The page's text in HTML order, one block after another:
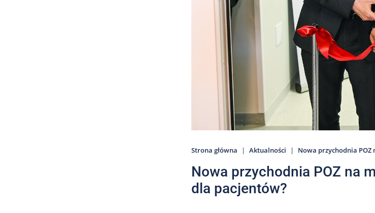
Strona główna Aktualności Nowa przychodnia POZ
Nowa przychodnia POZ na
dla pacjentów?